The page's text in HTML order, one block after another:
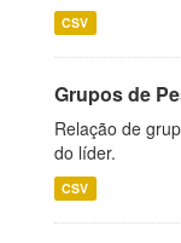
CSV
Grupos de
Relação de
do líder.
CSV